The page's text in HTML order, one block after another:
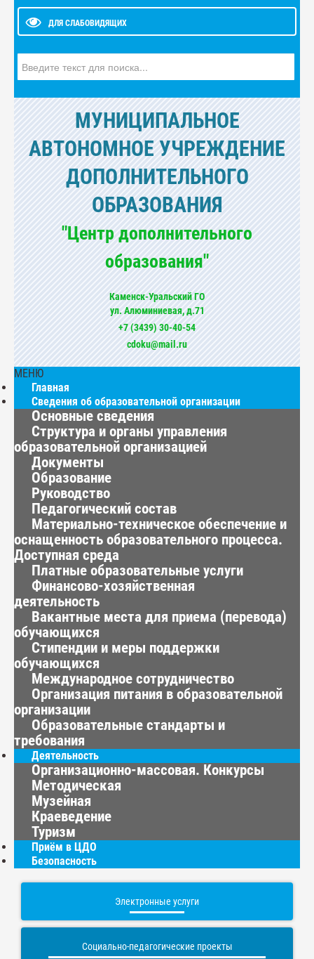
ДЛЯ СЛАБОВИДЯЩИХ
МУНИЦИПАЛЬНОЕ
АВТОНОМНОЕ УЧРЕЖДЕНИЕ
ДОПОЛНИТЕЛЬНОГО
ОБРАЗОВАНИЯ
"Центр дополнительного
образования"
Каменск-Уральский ГО
ул. Алюминиевая, д.71
+7 (3439) 30-40-54
cdoku@mail.ru
МЕНЮ
Главная
Сведения об образовательной организации
Основные сведения
Структура и органы управления
образовательной организацией
Документы
Образование
Руководство
Педагогический состав
Материально-техническое обеспечение и
оснащенность образовательного процесса.
Доступная среда
Платные образовательные услуги
Финансово-хозяйственная
деятельность
Вакантные места для приема (перевода)
обучающихся
Стипендии и меры поддержки
обучающихся
Международное сотрудничество
Организация питания в образовательной
организации
Образовательные стандарты и
требования
Деятельность
Организационно-массовая. Конкурсы
Методическая
Музейная
Краеведение
Туризм
Приём в ЦДО
Безопасность
Электронные услуги
Социально-педагогические проекты